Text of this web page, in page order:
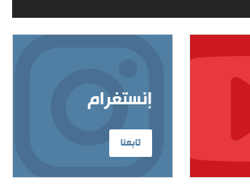
إنستغرام
تابعنا